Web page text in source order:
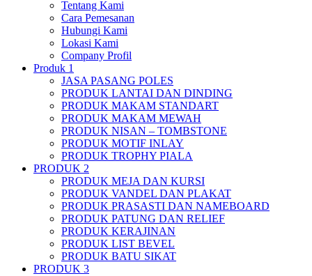
Tentang Kami
Cara Pemesanan
Hubungi Kami
Lokasi Kami
Company Profil
Produk 1
JASA PASANG POLES
PRODUK LANTAI DAN DINDING
PRODUK MAKAM STANDART
PRODUK MAKAM MEWAH
PRODUK NISAN – TOMBSTONE
PRODUK MOTIF INLAY
PRODUK TROPHY PIALA
PRODUK 2
PRODUK MEJA DAN KURSI
PRODUK VANDEL DAN PLAKAT
PRODUK PRASASTI DAN NAMEBOARD
PRODUK PATUNG DAN RELIEF
PRODUK KERAJINAN
PRODUK LIST BEVEL
PRODUK BATU SIKAT
PRODUK 3